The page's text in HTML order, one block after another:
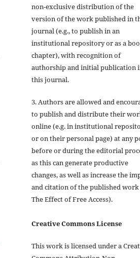
non-exclusive distribution of the
version of the work published in
journal (e.g., to publish in an
institutional repository or as a
chapter), with recognition of
authorship and initial publication
this journal.
3. Authors are allowed and
to publish and distribute their
online (e.g. in institutional
or on their personal page) at any
before or during the editorial
as this can generate productive
changes, as well as increase the
and citation of the published work
The Effect of Free Access).
Creative Commons License
This work is licensed under a